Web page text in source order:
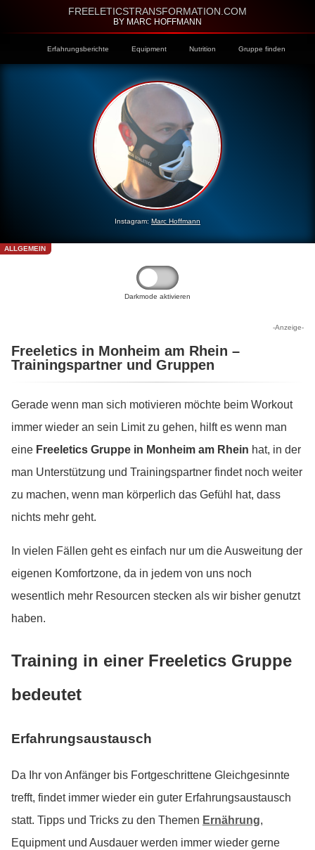
FREELETICSTRANSFORMATION.COM
BY MARC HOFFMANN
Erfahrungsberichte Equipment Nutrition Gruppe finden
Instagram: Marc Hoffmann
ALLGEMEIN
Darkmode aktivieren
-Anzeige-
Freeletics in Monheim am Rhein –
Trainingspartner und Gruppen
Gerade wenn man sich motivieren möchte beim Workout
immer wieder an sein Limit zu gehen, hilft es wenn man
eine Freeletics Gruppe in Monheim am Rhein hat, in der
man Unterstützung und Trainingspartner findet noch weiter
zu machen, wenn man körperlich das Gefühl hat, dass
nichts mehr geht.
In vielen Fällen geht es einfach nur um die Ausweitung der
eigenen Komfortzone, da in jedem von uns noch
wesentlich mehr Resourcen stecken als wir bisher genutzt
haben.
Training in einer Freeletics Gruppe
bedeutet
Erfahrungsaustausch
Da Ihr von Anfänger bis Fortgeschrittene Gleichgesinnte
trefft, findet immer wieder ein guter Erfahrungsaustausch
statt. Tipps und Tricks zu den Themen Ernährung,
Equipment und Ausdauer werden immer wieder gerne